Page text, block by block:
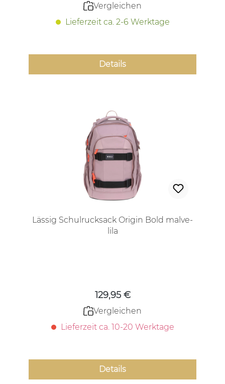
Vergleichen
Lieferzeit ca. 2-6 Werktage
Details
Lässig Schulrucksack Origin Bold malve-
lila
129,95 €
Vergleichen
Lieferzeit ca. 10-20 Werktage
Details